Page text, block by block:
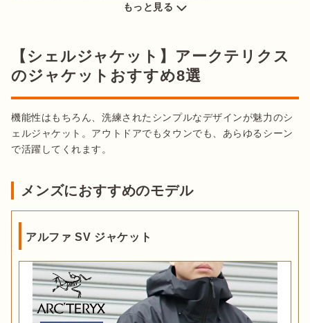
出典： 楽天
インサレーテッドジャケットはダウンや中綿が入っており、優
れた防寒性で雪山登山やスノースポーツなど冬のアウトドアに
おすすめです。
もっと見る
【シェルジャケット】アークテリクス
のジャケットおすすめ8選
機能性はもちろん、洗練されたシンプルなデザインが魅力のシ
ェルジャケット。アウトドアでもタウンでも、あらゆるシーン
で活躍してくれます。
メンズにおすすめのモデル
アルファ SV ジャケット